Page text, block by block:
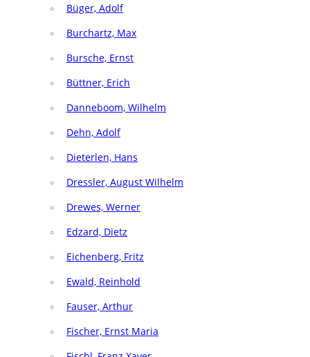
Büger, Adolf
Burchartz, Max
Bursche, Ernst
Büttner, Erich
Danneboom, Wilhelm
Dehn, Adolf
Dieterlen, Hans
Dressler, August Wilhelm
Drewes, Werner
Edzard, Dietz
Eichenberg, Fritz
Ewald, Reinhold
Fauser, Arthur
Fischer, Ernst Maria